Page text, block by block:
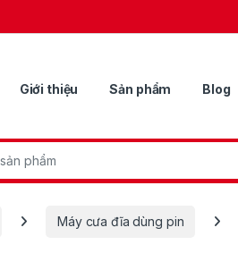
Giới thiệu Sản phẩm Blog
Máy cưa đĩa dùng pin